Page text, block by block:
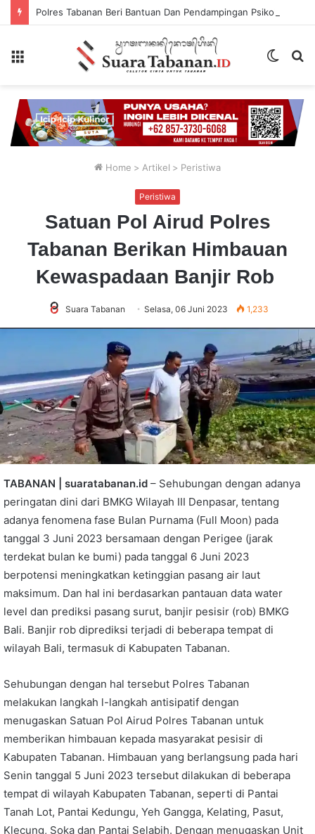
Switch
Home > Artikel > Peristiwa
Peristiwa
Satuan Pol Airud Polres
Tabanan Berikan Himbauan
Kewaspadaan Banjir Rob
Suara Tabanan Selasa, 06 Juni 2023 1,233
TABANAN | suaratabanan.id – Sehubungan dengan adanya
peringatan dini dari BMKG Wilayah III Denpasar, tentang
adanya fenomena fase Bulan Purnama (Full Moon) pada
tanggal 3 Juni 2023 bersamaan dengan Perigee (jarak
terdekat bulan ke bumi) pada tanggal 6 Juni 2023
berpotensi meningkatkan ketinggian pasang air laut
maksimum. Dan hal ini berdasarkan pantauan data water
level dan prediksi pasang surut, banjir pesisir (rob) BMKG
Bali. Banjir rob diprediksi terjadi di beberapa tempat di
wilayah Bali, termasuk di Kabupaten Tabanan.
Sehubungan dengan hal tersebut Polres Tabanan
melakukan langkah l-langkah antisipatif dengan
menugaskan Satuan Pol Airud Polres Tabanan untuk
memberikan himbauan kepada masyarakat pesisir di
Kabupaten Tabanan. Himbauan yang berlangsung pada hari
Senin tanggal 5 Juni 2023 tersebut dilakukan di beberapa
tempat di wilayah Kabupaten Tabanan, seperti di Pantai
Tanah Lot, Pantai Kedungu, Yeh Gangga, Kelating, Pasut,
Klecung, Soka dan Pantai Selabih. Dengan menugaskan Unit